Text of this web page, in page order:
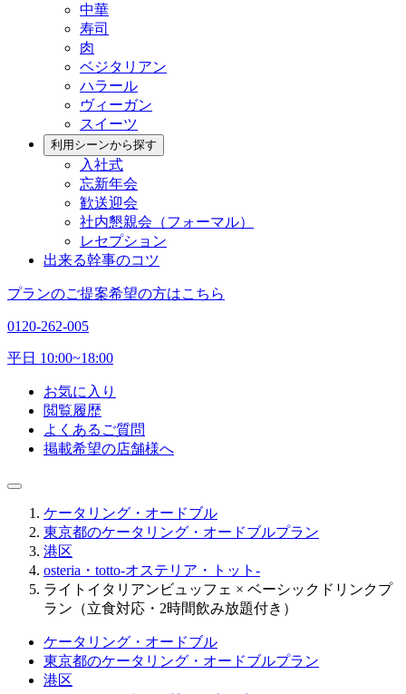
中華
寿司
肉
ベジタリアン
ハラール
ヴィーガン
スイーツ
利用シーンから探す
入社式
忘新年会
歓送迎会
社内懇親会（フォーマル）
レセプション
出来る幹事のコツ
プランのご提案希望の方はこちら
0120-262-005
平日 10:00~18:00
お気に入り
閲覧履歴
よくあるご質問
掲載希望の店舗様へ
ケータリング・オードブル
東京都のケータリング・オードブルプラン
港区
osteria・totto-オステリア・トット-
ライトイタリアンビュッフェ × ベーシックドリンクプ
ラン（立食対応・2時間飲み放題付き）
ケータリング・オードブル
東京都のケータリング・オードブルプラン
港区